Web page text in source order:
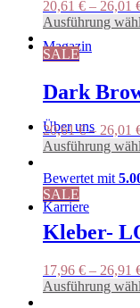
Magazin
Über uns
Karriere
Suche
20,61 € – 26,01
Ausführung
SALE
Dark
20,61€– 26,01
Ausführung
Bewertet mit
SALE
Kleber-
17,96 € – 26,91
Ausführung